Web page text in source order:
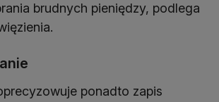
brudnych pieniędzy, podlega
ponadto zapis